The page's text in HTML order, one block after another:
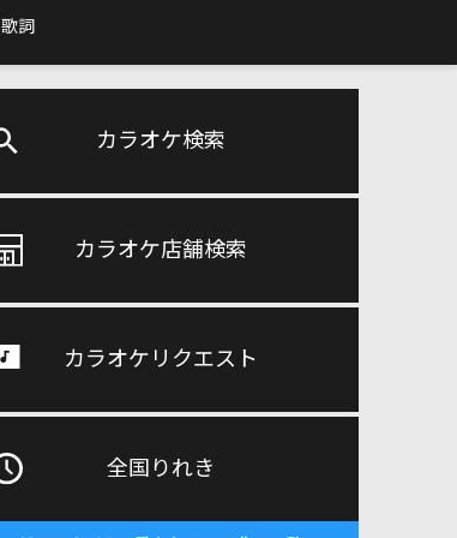
歌詞
カラオケ検索
カラオケ店舗検索
カラオケリクエスト
全国りれき